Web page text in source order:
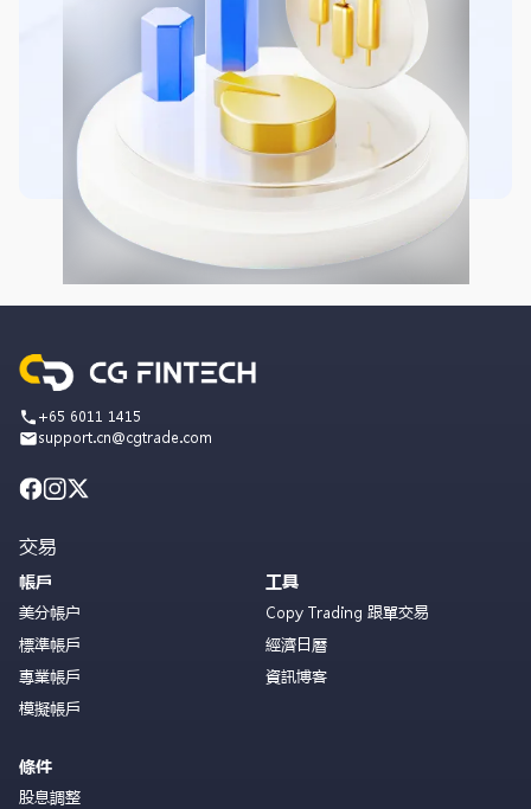
+65 6011 1415
support.cn@cgtrade.com
交易
帳戶
美分帳户
標準帳戶
專業帳戶
模擬帳戶
條件
股息調整
工具
Copy Trading 跟單交易
經濟日曆
資訊博客